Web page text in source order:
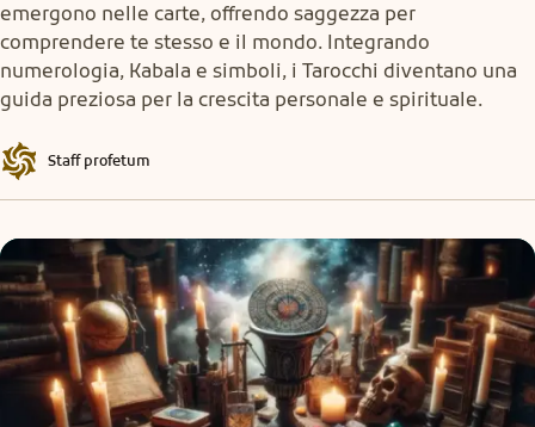
emergono nelle carte, offrendo saggezza per
comprendere te stesso e il mondo. Integrando
numerologia, Kabala e simboli, i Tarocchi diventano una
guida preziosa per la crescita personale e spirituale.
Staff profetum